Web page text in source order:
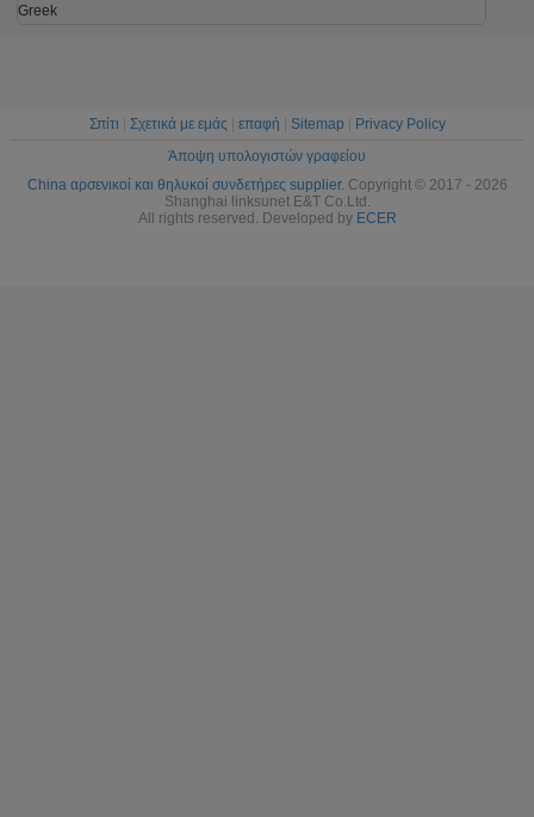
Greek
Σπίτι Σχετικά με εμάς επαφή Sitemap
Privacy Policy
Άποψη υπολογιστών γραφείου
China αρσενικοί και θηλυκοί συνδετήρες supplier. Copyright © 2017 - 2026
Shanghai linksunet E&T Co.Ltd.
All rights reserved. Developed by ECER